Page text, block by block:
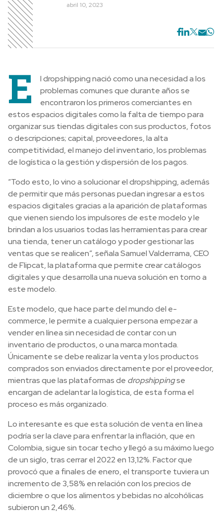
abril 10, 2023
E
l dropshipping nació como una necesidad a los
problemas comunes que durante años se
encontraron los primeros comerciantes en
estos espacios digitales como la falta de tiempo para
organizar sus tiendas digitales con sus productos, fotos
o descripciones; capital, proveedores, la alta
competitividad, el manejo del inventario, los problemas
de logística o la gestión y dispersión de los pagos.
“Todo esto, lo vino a solucionar el dropshipping, además
de permitir que más personas puedan ingresar a estos
espacios digitales gracias a la aparición de plataformas
que vienen siendo los impulsores de este modelo y le
brindan a los usuarios todas las herramientas para crear
una tienda, tener un catálogo y poder gestionar las
ventas que se realicen”, señala Samuel Valderrama, CEO
de Flipcat, la plataforma que permite crear catálogos
digitales y que desarrolla una nueva solución en torno a
este modelo.
Este modelo, que hace parte del mundo del e-
commerce, le permite a cualquier persona empezar a
vender en línea sin necesidad de contar con un
inventario de productos, o una marca montada.
Únicamente se debe realizar la venta y los productos
comprados son enviados directamente por el proveedor,
mientras que las plataformas de dropshippingse
encargan de adelantar la logística, de esta forma el
proceso es más organizado.
Lo interesante es que esta solución de venta en línea
podría ser la clave para enfrentar la inflación, que en
Colombia, sigue sin tocar techo y llegó a su máximo luego
de un siglo, tras cerrar el 2022 en 13,12%. Factor que
provocó que a finales de enero, el transporte tuviera un
incremento de 3,58% en relación con los precios de
diciembre o que los alimentos y bebidas no alcohólicas
subieron un 2,46%.